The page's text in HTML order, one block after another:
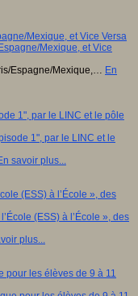
Mexique, et Vice Versa
Espagne/Mexique,… En
1", par le LINC et le pôle
savoir plus...
(ESS) à l’École », des
plus...
pour les élèves de 9 à 11